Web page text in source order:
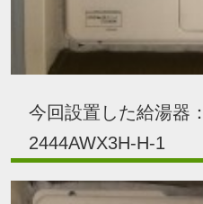
今回設置した給湯器
2444AWX3H-H-1